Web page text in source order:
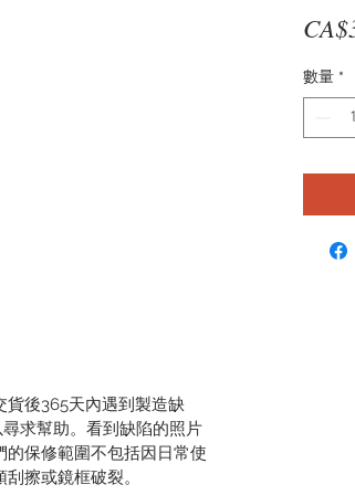
貨後365天內遇到製造缺
求幫助。看到缺陷的照片
保修範圍不包括因日常使
擦或鏡框破裂。
數量 *